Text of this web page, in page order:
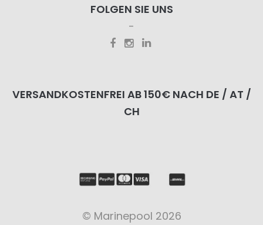
FOLGEN SIE UNS
VERSANDKOSTENFREI AB 150€ NACH DE / AT /
CH
© Marinepool 2026